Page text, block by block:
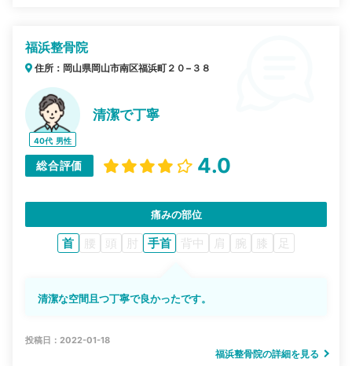
福浜整骨院
住所：岡山県岡山市南区福浜町２０−３８
40代 男性
清潔で丁寧
総合評価 4.0
痛みの部位
首 腰 頭 肘 手首 背中 肩 腕 膝 足
清潔な空間且つ丁寧で良かったです。
投稿日：2022-01-18
福浜整骨院の詳細を見る